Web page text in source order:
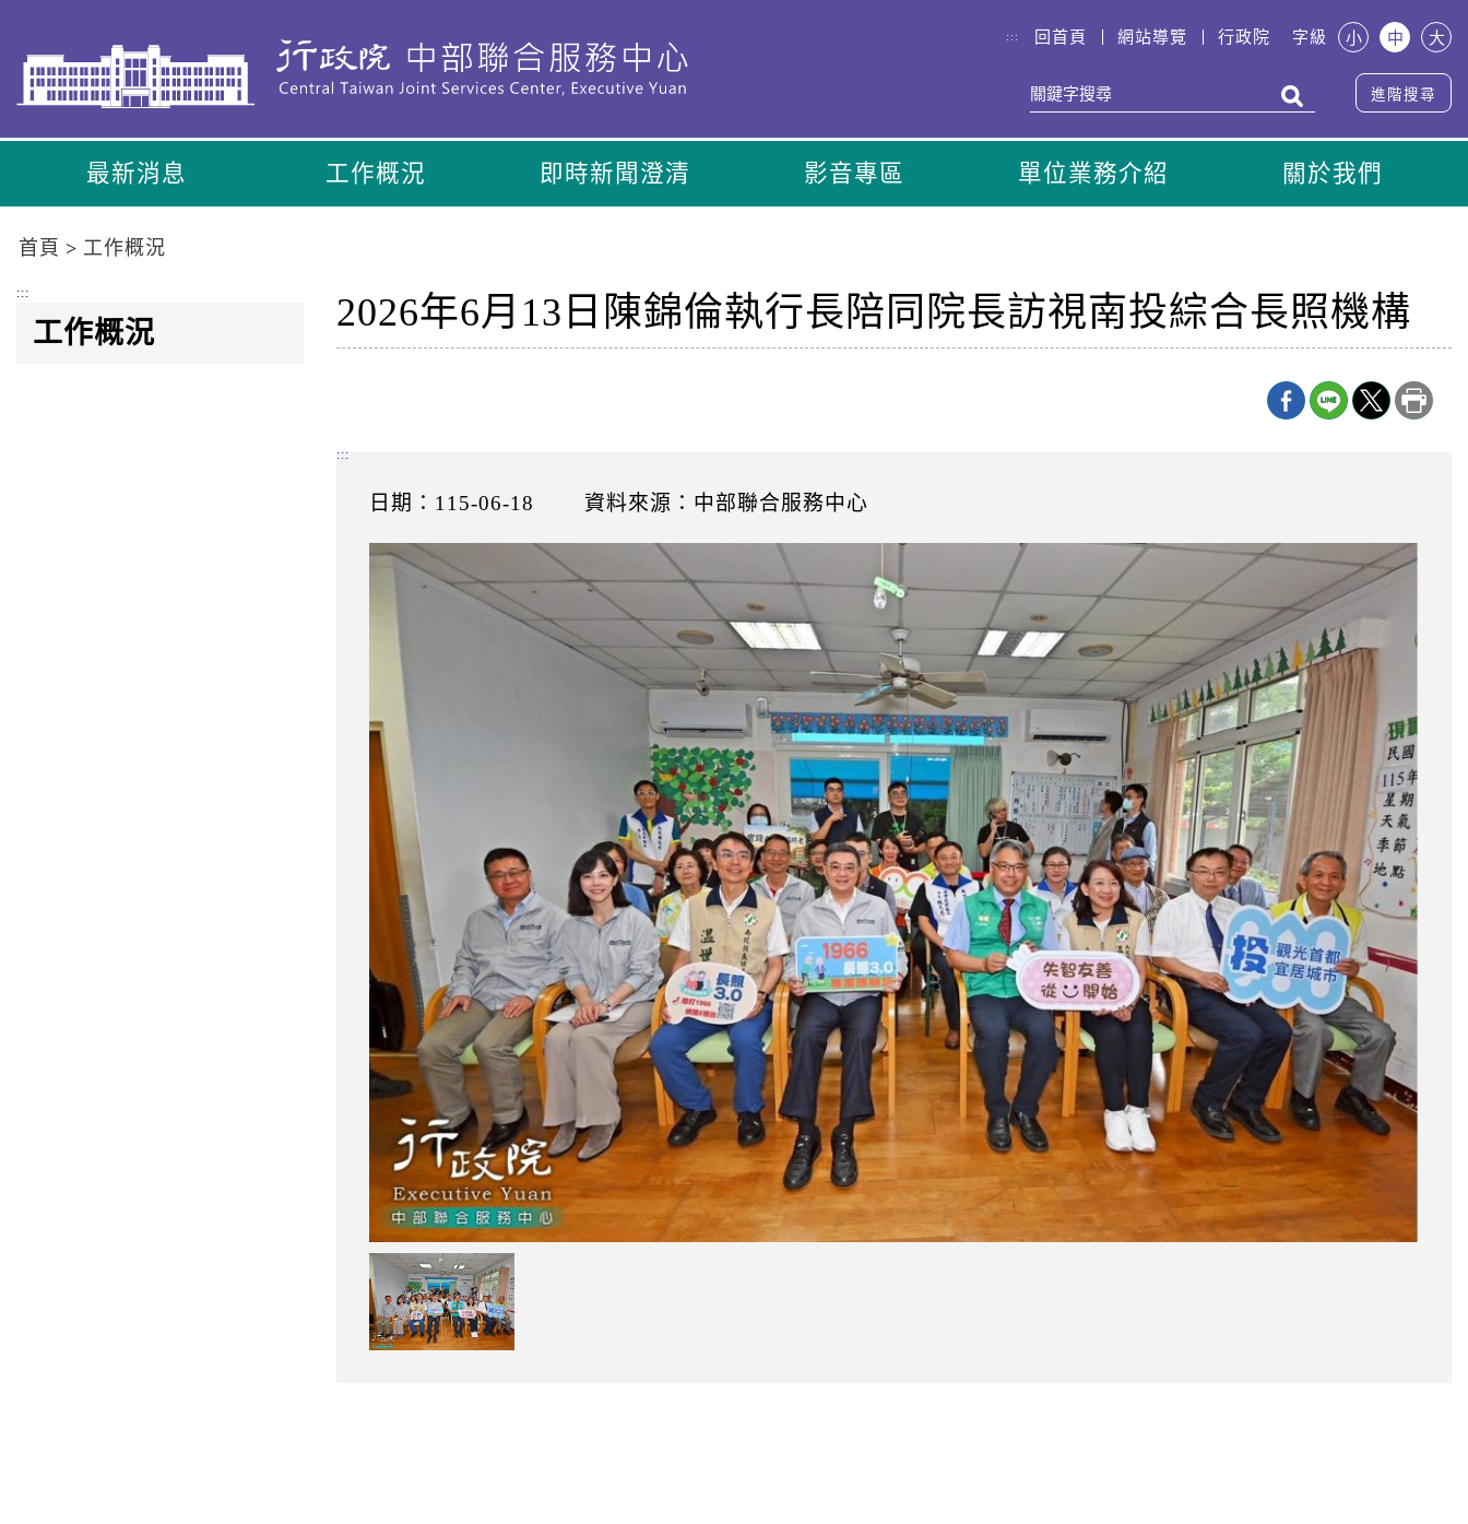
內
容
To
Center
::: 回首頁 網站導覽 行政院 字級 小 中 大
進階搜尋
最新消息 工作概況 即時新聞澄清 影音專區 單位業務介紹 關於我們
首頁 工作概況
:::
工作概況 2026年6月13日陳錦倫執行長陪同院長訪視南投綜合長照機構
日期：115-06-18 資料來源：中部聯合服務中心
:::